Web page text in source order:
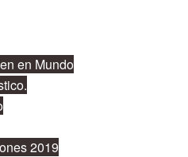
en Mundo
2019